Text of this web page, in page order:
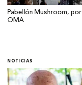
Pabellón Mushroom, por
OMA
NOTICIAS